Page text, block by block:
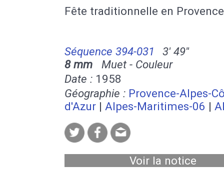
Fête traditionnelle en
Séquence 394-031
3' 49''
8 mm Muet - Couleur
Date : 1958
Géographie : Provence-Alpes-
d'Azur | Alpes-Maritimes-06 |
Voir la notice